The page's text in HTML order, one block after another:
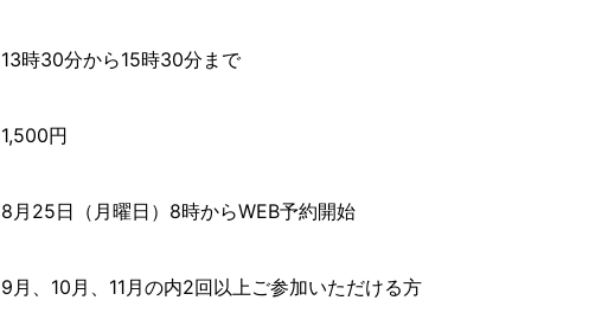
13時30分から15時30分まで
1,500円
8月25日（月曜日）8時からWEB予約開始
9月、10月、11月の内2回以上ご参加いただける方